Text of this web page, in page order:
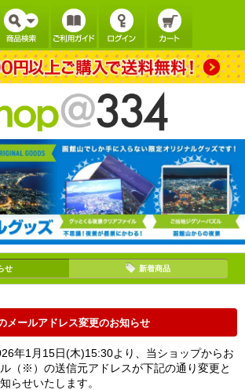
せ 新着商品
メールアドレス変更のお知らせ
年1月15日(木)15:30より、当ショップからお
（※）の送信元アドレスが下記の通り変更と
らせいたします。